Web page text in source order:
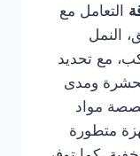
التعامل مع
النمل
مع تحديد
ومدى
مواد
متطورة